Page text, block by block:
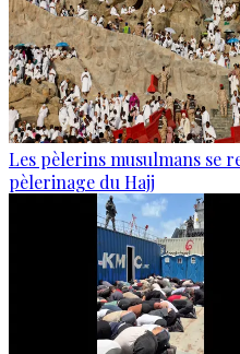
Les pèlerins musulmans se
pèlerinage du Hajj